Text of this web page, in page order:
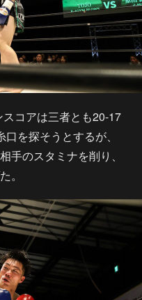
コアは三者とも20-17
を探そうとするが、
手のスタミナを削り、
。